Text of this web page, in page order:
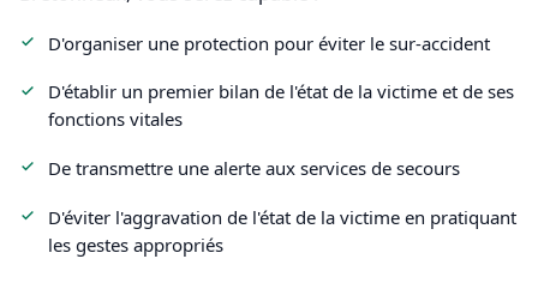
D'organiser une protection pour éviter le sur-accident
D'établir un premier bilan de l'état de la victime et de ses
fonctions vitales
De transmettre une alerte aux services de secours
D'éviter l'aggravation de l'état de la victime en pratiquant
les gestes appropriés